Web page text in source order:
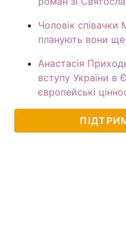
Чоловік співачки
планують вони
Анастасія
вступу України
європейські